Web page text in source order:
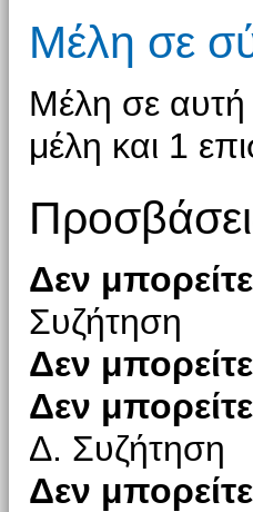
Μέλη σε
Μέλη σε
μέλη και 1
Δεν μπορείτε
Συζήτηση
Δεν μπορείτε
Δεν μπορείτε
Δ. Συζήτηση
Δεν μπορείτε